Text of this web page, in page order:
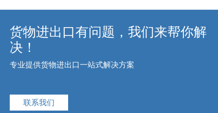
货物进出口有问题，我们来帮你解
决！
专业提供货物进出口一站式解决方案
联系我们